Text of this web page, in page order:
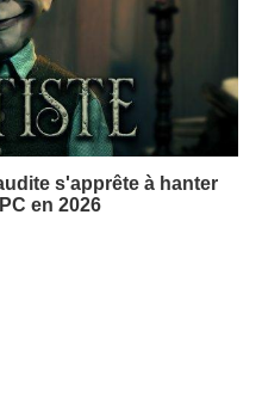
s'apprête à hanter
en 2026